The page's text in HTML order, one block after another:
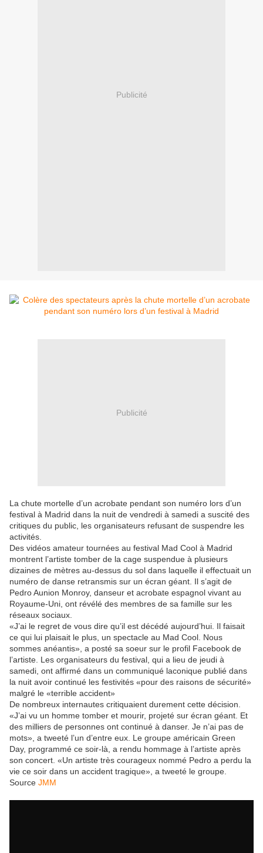
Publicité
Publicité
La chute mortelle d’un acrobate pendant son numéro lors d’un
festival à Madrid dans la nuit de vendredi à samedi a suscité des
critiques du public, les organisateurs refusant de suspendre les
activités.
Des vidéos amateur tournées au festival Mad Cool à Madrid
montrent l’artiste tomber de la cage suspendue à plusieurs
dizaines de mètres au-dessus du sol dans laquelle il effectuait un
numéro de danse retransmis sur un écran géant. Il s’agit de
Pedro Aunion Monroy, danseur et acrobate espagnol vivant au
Royaume-Uni, ont révélé des membres de sa famille sur les
réseaux sociaux.
«J’ai le regret de vous dire qu’il est décédé aujourd’hui. Il faisait
ce qui lui plaisait le plus, un spectacle au Mad Cool. Nous
sommes anéantis», a posté sa soeur sur le profil Facebook de
l’artiste. Les organisateurs du festival, qui a lieu de jeudi à
samedi, ont affirmé dans un communiqué laconique publié dans
la nuit avoir continué les festivités «pour des raisons de sécurité»
malgré le «terrible accident»
De nombreux internautes critiquaient durement cette décision.
«J’ai vu un homme tomber et mourir, projeté sur écran géant. Et
des milliers de personnes ont continué à danser. Je n’ai pas de
mots», a tweeté l’un d’entre eux. Le groupe américain Green
Day, programmé ce soir-là, a rendu hommage à l’artiste après
son concert. «Un artiste très courageux nommé Pedro a perdu la
vie ce soir dans un accident tragique», a tweeté le groupe.
Source JMM